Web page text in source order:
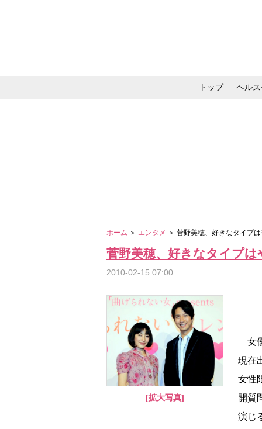
トップ ヘル
ホーム ＞ エンタメ ＞ 菅野美穂、好きなタイプ
菅野美穂、好きなタイプ
2010-02-15 07:00
[拡大写真]
女
現在
女性
開質
演じ